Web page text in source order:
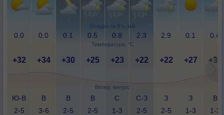
Осадки за 6 ч, мм
Температура, °C
Ветер, метр/с
0.0 0.0 0.1 0.5 0.8 2.3 2.9 0.1 0.4
+32 +34 +30 +25 +23 +22 +22 +27 +32
Ю-В
2-5
В
3-6
В
2-5
В
2-5
С
1-3
С-З
2-5
З
2-5
З
1-3
В
1-3